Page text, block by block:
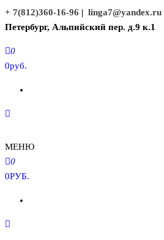
+ 7(812)360-16-96 | linga7@yandex.ru
Петербург, Альпийский пер. д.9 к.1
0
0руб.
МЕНЮ
0
0РУБ.